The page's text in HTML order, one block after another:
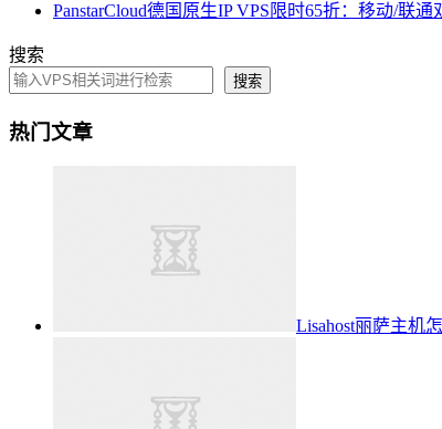
PanstarCloud德国原生IP VPS限时65折：移动/联通
搜索
搜索
热门文章
Lisahost丽萨主机